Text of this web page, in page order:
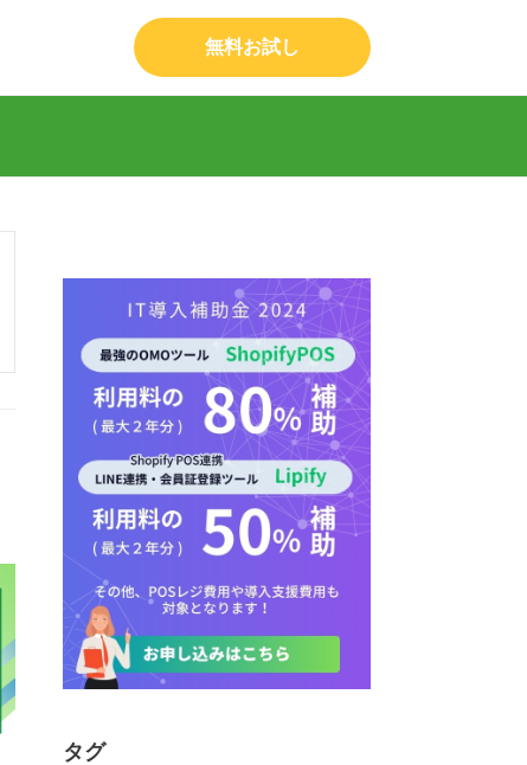
無料お試し
タグ